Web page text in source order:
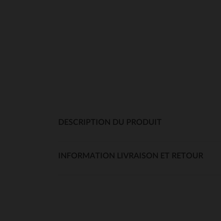
DESCRIPTION DU PRODUIT
INFORMATION LIVRAISON ET RETOUR